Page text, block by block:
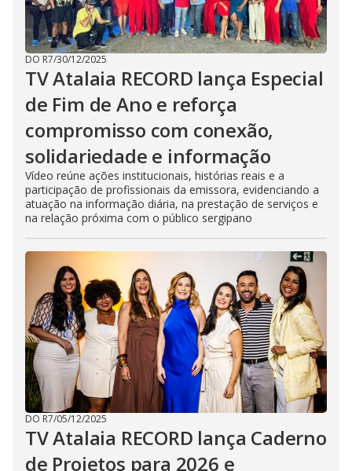
DO R7/30/12/2025
TV Atalaia RECORD lança Especial
de Fim de Ano e reforça
compromisso com conexão,
solidariedade e informação
Vídeo reúne ações institucionais, histórias reais e a
participação de profissionais da emissora, evidenciando a
atuação na informação diária, na prestação de serviços e
na relação próxima com o público sergipano
DO R7/05/12/2025
TV Atalaia RECORD lança Caderno
de Projetos para 2026 e